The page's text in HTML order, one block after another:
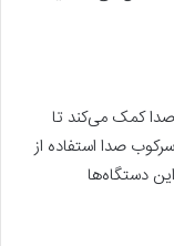
کمک می‌کند تا
صدا استفاده از
دستگاه‌ها